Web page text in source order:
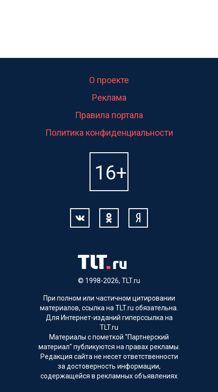
© 1998-2026, TLT.ru
О проекте
Реклама
Правила портала
Политика конфиденциальности
При полном или частичном цитировании
материалов, ссылка на TLT.ru обязательна.
Для Интернет-изданий гиперссылка на
TLT.ru
Материалы с пометкой "Партнерский
материал" публикуются на правах рекламы.
Редакция сайта не несет ответственности
за достоверность информации,
содержащейся в рекламных объявлениях